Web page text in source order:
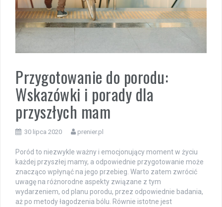
Przygotowanie do porodu:
Wskazówki i porady dla
przyszłych mam
30 lipca 2020 prenier.pl
Poród to niezwykle ważny i emocjonujący moment w życiu
każdej przyszłej mamy, a odpowiednie przygotowanie może
znacząco wpłynąć na jego przebieg. Warto zatem zwrócić
uwagę na różnorodne aspekty związane z tym
wydarzeniem, od planu porodu, przez odpowiednie badania,
aż po metody łagodzenia bólu. Równie istotne jest